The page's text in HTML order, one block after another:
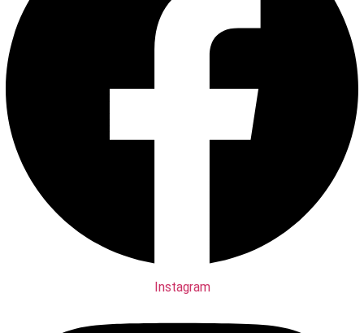
Instagram